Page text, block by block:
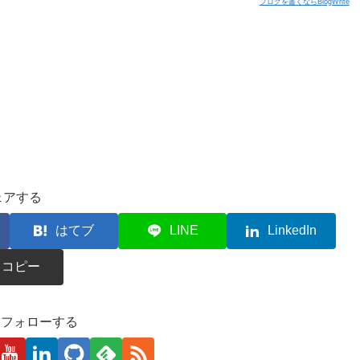
ブログを書くならBlogWrite
する
はてブ LINE LinkedIn
コピー
ォローする